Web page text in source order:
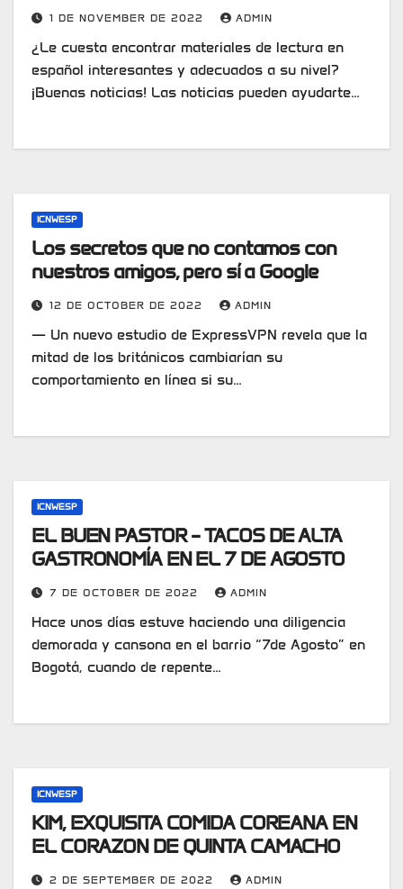
1 DE NOVEMBER DE 2022 ADMIN
¿Le cuesta encontrar materiales de lectura en
español interesantes y adecuados a su nivel?
¡Buenas noticias! Las noticias pueden ayudarte…
ICNWESP
Los secretos que no contamos con
nuestros amigos, pero sí a Google
12 DE OCTOBER DE 2022 ADMIN
— Un nuevo estudio de ExpressVPN revela que la
mitad de los británicos cambiarían su
comportamiento en línea si su…
ICNWESP
EL BUEN PASTOR – TACOS DE ALTA
GASTRONOMÍA EN EL 7 DE AGOSTO
7 DE OCTOBER DE 2022 ADMIN
Hace unos días estuve haciendo una diligencia
demorada y cansona en el barrio “7de Agosto” en
Bogotá, cuando de repente…
ICNWESP
KIM, EXQUISITA COMIDA COREANA EN
EL CORAZON DE QUINTA CAMACHO
2 DE SEPTEMBER DE 2022 ADMIN